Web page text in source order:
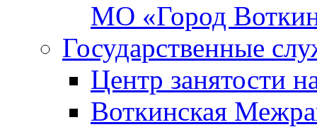
МО «Город
Государственные
Центр занятости
Воткинская